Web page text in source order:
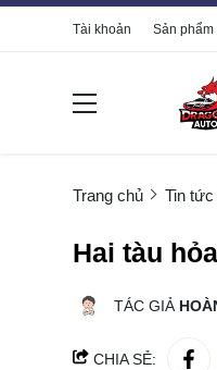
Tài khoản Sản phẩm
Trang chủ Tin tức
Hai tàu
TÁC GIẢ
CHIA SẺ: